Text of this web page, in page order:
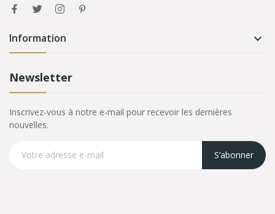
Information 
Newsletter
Inscrivez-vous à notre e-mail pour recevoir les dernières
nouvelles.
S’abonner